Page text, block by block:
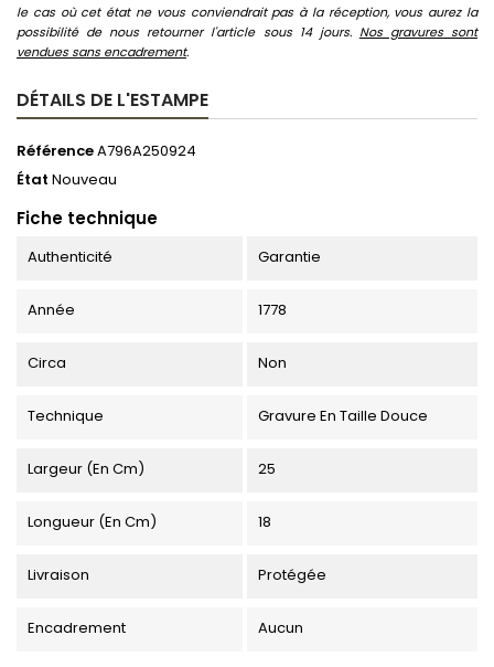
le cas où cet état ne vous conviendrait pas à la réception, vous aurez la
possibilité de nous retourner l'article sous 14 jours. Nos gravures sont
vendues sans encadrement.
DÉTAILS DE L'ESTAMPE
RéférenceA796A250924
État Nouveau
Fiche technique
Authenticité Garantie
Année 1778
Circa Non
Technique Gravure En Taille Douce
Largeur (en Cm) 25
Longueur (en Cm) 18
Livraison Protégée
Encadrement Aucun